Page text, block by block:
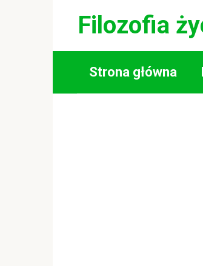
Filozofia
Strona główna